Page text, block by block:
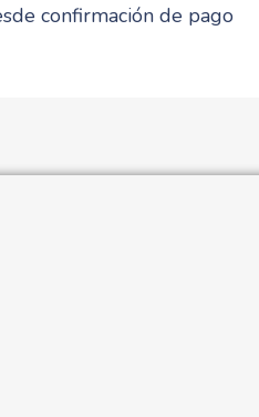
confirmación de pago